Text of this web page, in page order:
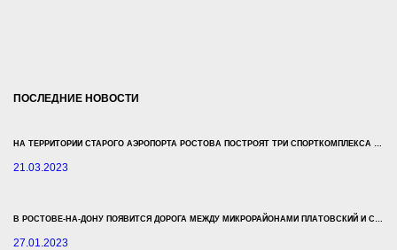
ПОСЛЕДНИЕ НОВОСТИ
21.03.2023
27.01.2023